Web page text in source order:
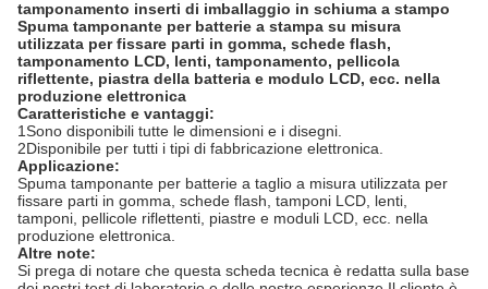
tamponamento inserti di imballaggio in schiuma a stampo
Spuma tamponante per batterie a stampa su misura
utilizzata per fissare parti in gomma, schede flash,
tamponamento LCD, lenti, tamponamento, pellicola
riflettente, piastra della batteria e modulo LCD, ecc. nella
produzione elettronica
Caratteristiche e vantaggi:
1Sono disponibili tutte le dimensioni e i disegni.
2Disponibile per tutti i tipi di fabbricazione elettronica.
Applicazione:
Spuma tamponante per batterie a taglio a misura utilizzata per
fissare parti in gomma, schede flash, tamponi LCD, lenti,
tamponi, pellicole riflettenti, piastre e moduli LCD, ecc. nella
produzione elettronica.
Altre note:
Si prega di notare che questa scheda tecnica è redatta sulla base